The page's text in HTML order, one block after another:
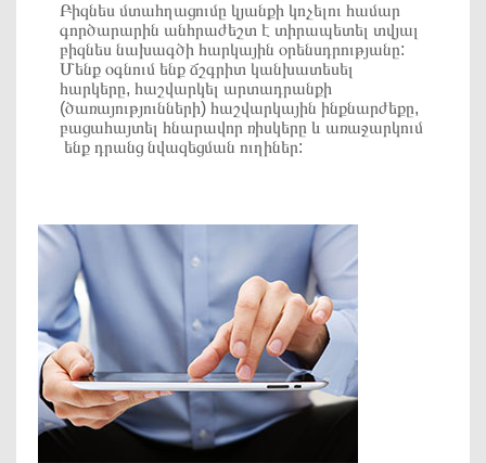
Բիզնես մտահղացումը կյանքի կոչելու համար
գործարարին անհրաժեշտ է տիրապետել տվյալ
բիզնես նախագծի հարկային օրենսդրությանը:
Մենք օգնում ենք ճշգրիտ կանխատեսել
հարկերը, հաշվարկել արտադրանքի
(ծառայությունների) հաշվարկային ինքնարժեքը,
բացահայտել հնարավոր ռիսկերը և առաջարկում
ենք դրանց նվազեցման ուղիներ: